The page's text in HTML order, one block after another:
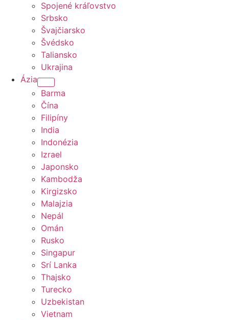
Spojené kráľovstvo
Srbsko
Švajčiarsko
Švédsko
Taliansko
Ukrajina
Ázia
Barma
Čína
Filipíny
India
Indonézia
Izrael
Japonsko
Kambodža
Kirgizsko
Malajzia
Nepál
Omán
Rusko
Singapur
Srí Lanka
Thajsko
Turecko
Uzbekistan
Vietnam